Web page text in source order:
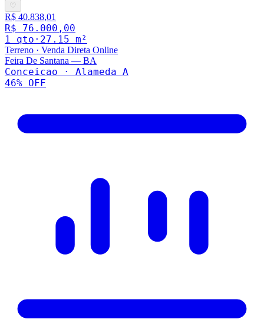
♡
R$ 40.838,01
R$ 76.000,00
1 qto · 27.15 m²
Terreno · Venda Direta Online
Feira De Santana — BA
Conceicao · Alameda A
46% OFF